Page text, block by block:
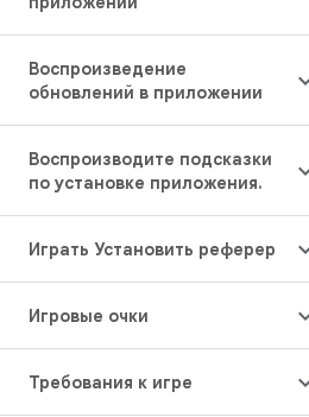
Воспроизведение
обновлений в приложении
Воспроизводите подсказки
по установке приложения.
Играть Установить реферер
Игровые очки
Требования к игре